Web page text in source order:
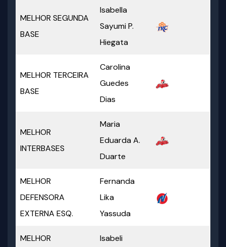
MELHOR SEGUNDA
BASE
Isabella
Sayumi P.
Hiegata
MELHOR TERCEIRA
BASE
Carolina
Guedes
Dias
MELHOR
INTERBASES
Maria
Eduarda A.
Duarte
MELHOR
DEFENSORA
EXTERNA ESQ.
Fernanda
Lika
Yassuda
MELHOR Isabeli